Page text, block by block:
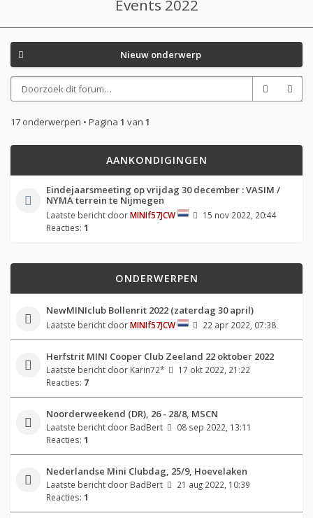
Events 2022
Nieuw onderwerp
17 onderwerpen • Pagina 1 van 1
AANKONDIGINGEN
Eindejaarsmeeting op vrijdag 30 december : VASIM /
NYMA terrein te Nijmegen
Laatste bericht doorMINIf57JCW
15 nov 2022, 20:44
Reacties: 1
ONDERWERPEN
NewMINIclub Bollenrit 2022 (zaterdag 30 april)
Laatste bericht doorMINIf57JCW 22 apr 2022, 07:38
Herfstrit MINI Cooper Club Zeeland 22 oktober 2022
Laatste bericht door Karin72*
17 okt 2022, 21:22
Reacties: 7
Noorderweekend (DR), 26 - 28/8, MSCN
Laatste bericht door BadBert
08 sep 2022, 13:11
Reacties: 1
Nederlandse Mini Clubdag, 25/9, Hoevelaken
Laatste bericht door BadBert
21 aug 2022, 10:39
Reacties: 1